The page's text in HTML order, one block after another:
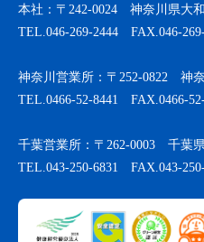
本社：〒242-0024 神奈川県大
TEL.046-269-2444 FAX.046-269-
神奈川営業所：〒252-0822 神
TEL.0466-52-8441 FAX.0466-
千葉営業所：〒262-0003 千葉
TEL.043-250-6831 FAX.043-